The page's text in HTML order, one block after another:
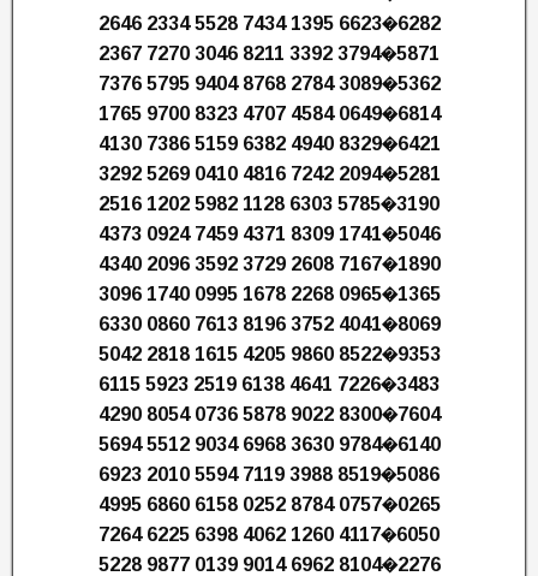
2646 2334 5528 7434 1395 6623�6282
2367 7270 3046 8211 3392 3794�5871
7376 5795 9404 8768 2784 3089�5362
1765 9700 8323 4707 4584 0649�6814
4130 7386 5159 6382 4940 8329�6421
3292 5269 0410 4816 7242 2094�5281
2516 1202 5982 1128 6303 5785�3190
4373 0924 7459 4371 8309 1741�5046
4340 2096 3592 3729 2608 7167�1890
3096 1740 0995 1678 2268 0965�1365
6330 0860 7613 8196 3752 4041�8069
5042 2818 1615 4205 9860 8522�9353
6115 5923 2519 6138 4641 7226�3483
4290 8054 0736 5878 9022 8300�7604
5694 5512 9034 6968 3630 9784�6140
6923 2010 5594 7119 3988 8519�5086
4995 6860 6158 0252 8784 0757�0265
7264 6225 6398 4062 1260 4117�6050
5228 9877 0139 9014 6962 8104�2276